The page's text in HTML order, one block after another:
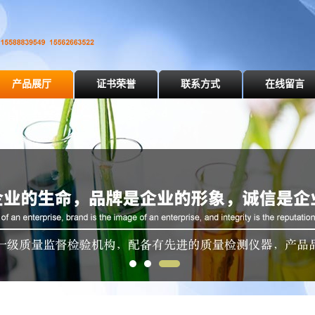
产品展厅 证书荣誉 联系方式 在线留言